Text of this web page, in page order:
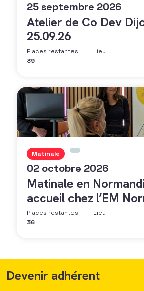
25 septembre 2026
Atelier de Co Dev
25.09.26
Places restantes
39
Lieu
Matinale
02 octobre 2026
Matinale en
accueil chez l’EM
Places restantes
36
Lieu
Devenir adhérent